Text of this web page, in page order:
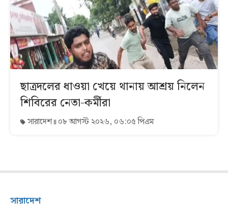
ছাত্রদলের ধাওয়া খেয়ে থানায় আশ্রয় নিলেন
শিবিরের নেতা-কর্মীরা
সারাদেশ ০৮ আগস্ট ২০২৬, ০৬:০৫ পিএম
সারাদেশ